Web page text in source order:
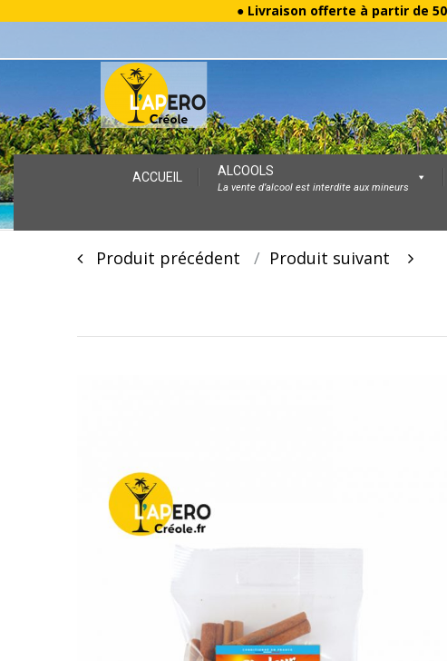
● Livraison offerte à partir de
Skip
to
content
ACCUEIL ALCOOLS
La vente d’alcool est interdite aux mineurs
Post
Produit précédent Produit suivant